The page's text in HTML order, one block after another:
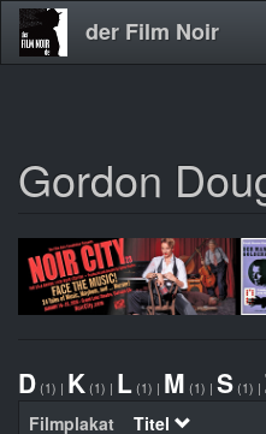
Direkt
zum
der Film Noir
Gordon
D (1) | K (1) | L (1) | M (1) | S (1) |
Filmplakat Titel